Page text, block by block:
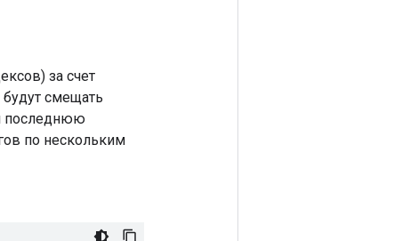
за счет
смещать
последнюю
по нескольким